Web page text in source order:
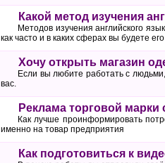
Какой метод изучения
Методов изучения английского
как часто и в каких сферах вы будете
Хочу открыть магазин
Если вы любите работать с
вас.
Реклама торговой
Как лучше проинформировать
именно на товар предприятия
Как подготовиться к